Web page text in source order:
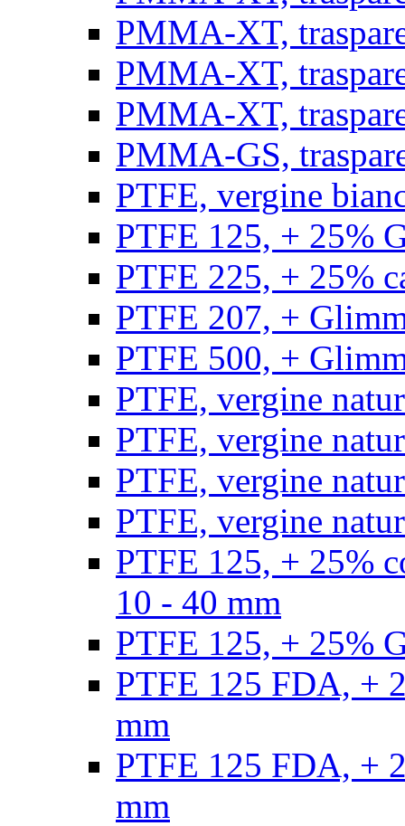
PMMA-XT,
PMMA-XT,
PMMA-XT,
PMMA-GS,
PTFE, vergine
PTFE 125, + 25%
PTFE 225, + 25%
PTFE 207, +
PTFE 500, +
PTFE, vergine
PTFE, vergine
PTFE, vergine
PTFE, vergine
PTFE 125, + 25%
10 - 40 mm
PTFE 125, + 25%
PTFE 125 FDA, +
mm
PTFE 125 FDA, +
mm